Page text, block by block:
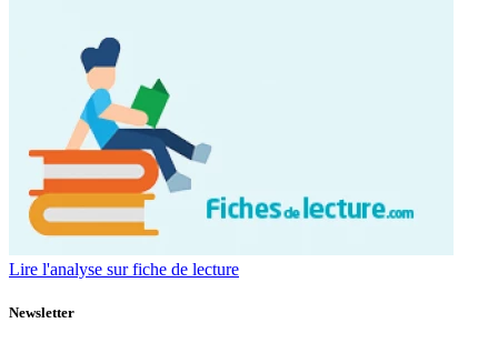
Lire l'analyse sur fiche de lecture
Newsletter